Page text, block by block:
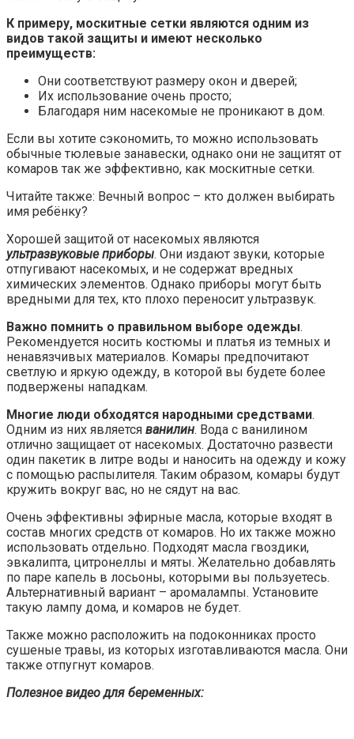
К примеру, москитные сетки являются одним из
видов такой защиты и имеют несколько
преимуществ:
Они соответствуют размеру окон и дверей;
Их использование очень просто;
Благодаря ним насекомые не проникают в дом.
Если вы хотите сэкономить, то можно использовать
обычные тюлевые занавески, однако они не защитят от
комаров так же эффективно, как москитные сетки.
Читайте также: Вечный вопрос – кто должен выбирать
имя ребёнку?
Хорошей защитой от насекомых являются
ультразвуковые приборы. Они издают звуки, которые
отпугивают насекомых, и не содержат вредных
химических элементов. Однако приборы могут быть
вредными для тех, кто плохо переносит ультразвук.
Важно помнить о правильном выборе одежды.
Рекомендуется носить костюмы и платья из темных и
ненавязчивых материалов. Комары предпочитают
светлую и яркую одежду, в которой вы будете более
подвержены нападкам.
Многие люди обходятся народными средствами.
Одним из них является ванилин. Вода с ванилином
отлично защищает от насекомых. Достаточно развести
один пакетик в литре воды и наносить на одежду и кожу
с помощью распылителя. Таким образом, комары будут
кружить вокруг вас, но не сядут на вас.
Очень эффективны эфирные масла, которые входят в
состав многих средств от комаров. Но их также можно
использовать отдельно. Подходят масла гвоздики,
эвкалипта, цитронеллы и мяты. Желательно добавлять
по паре капель в лосьоны, которыми вы пользуетесь.
Альтернативный вариант – аромалампы. Установите
такую лампу дома, и комаров не будет.
Также можно расположить на подоконниках просто
сушеные травы, из которых изготавливаются масла. Они
также отпугнут комаров.
Полезное видео для беременных: